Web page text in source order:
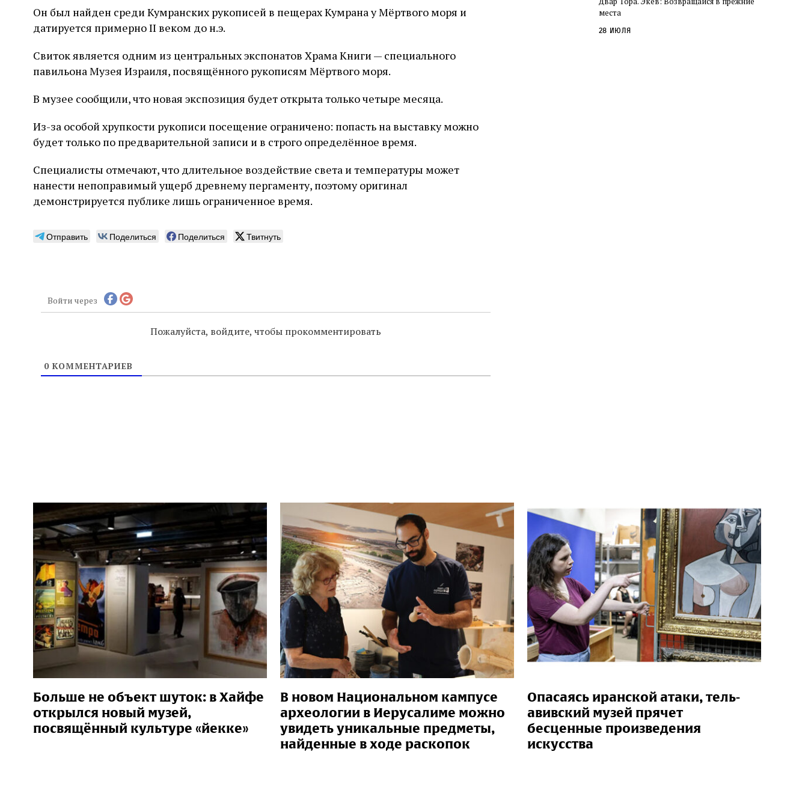
Он был найден среди Кумранских рукописей в пещерах Кумрана у Мёртвого моря и
датируется примерно II веком до н.э.
Свиток является одним из центральных экспонатов Храма Книги — специального
павильона Музея Израиля, посвящённого рукописям Мёртвого моря.
В музее сообщили, что новая экспозиция будет открыта только четыре месяца.
Из-за особой хрупкости рукописи посещение ограничено: попасть на выставку можно
будет только по предварительной записи и в строго определённое время.
Специалисты отмечают, что длительное воздействие света и температуры может
нанести непоправимый ущерб древнему пергаменту, поэтому оригинал
демонстрируется публике лишь ограниченное время.
Отправить Поделиться Поделиться Твитнуть
Войти через
Пожалуйста, войдите, чтобы прокомментировать
0КОММЕНТАРИЕВ
слово в переводе Библии
места
28 июля
Больше не объект шуток: в Хайфе
открылся новый музей,
посвящённый культуре «йекке»
В новом Национальном кампусе
археологии в Иерусалиме можно
увидеть уникальные предметы,
найденные в ходе раскопок
Опасаясь иранской атаки, тель-
авивский музей прячет
бесценные произведения
искусства